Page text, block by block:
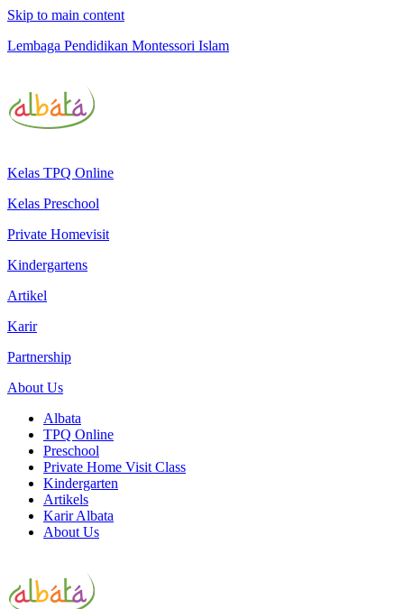
Skip to main content
Lembaga Pendidikan Montessori Islam
Kelas TPQ Online
Kelas Preschool
Private Homevisit
Kindergartens
Artikel
Karir
Partnership
About Us
Albata
TPQ Online
Preschool
Private Home Visit Class
Kindergarten
Artikels
Karir Albata
About Us